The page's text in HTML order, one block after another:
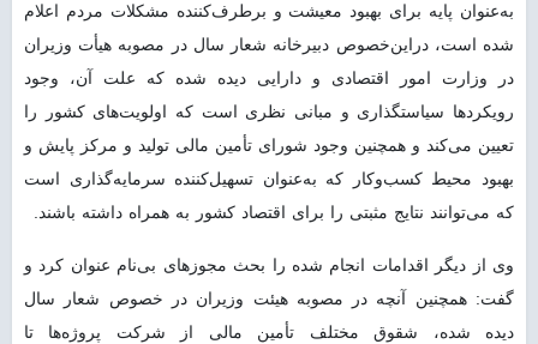
به‌عنوان پایه برای بهبود معیشت و برطرف‌کننده مشکلات مردم اعلام
شده است، دراین‌خصوص دبیرخانه شعار سال در مصوبه هیأت وزیران
در وزارت امور اقتصادی و دارایی دیده شده که علت آن، وجود
رویکردها سیاستگذاری و مبانی نظری است که اولویت‌های کشور را
تعیین می‌کند و همچنین وجود شورای تأمین مالی تولید و مرکز پایش و
بهبود محیط کسب‌وکار که به‌عنوان تسهیل‌کننده سرمایه‌گذاری است
که می‌توانند نتایج مثبتی را برای اقتصاد کشور به همراه داشته باشند.
وی از دیگر اقدامات انجام شده را بحث مجوزهای بی‌نام عنوان کرد و
گفت: همچنین آنچه در مصوبه هیئت وزیران در خصوص شعار سال
دیده شده، شقوق مختلف تأمین مالی از شرکت پروژه‌ها تا